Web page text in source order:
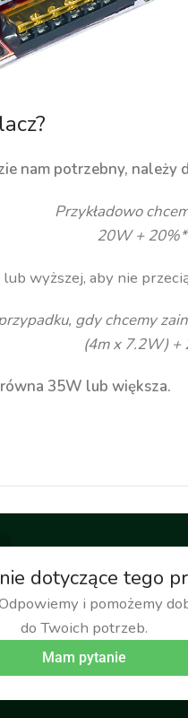
nam potrzebny,
Przykładowo
20W +
lub wyższej, aby nie
gdy chcemy
(4m x 7.2W) +
35W lub większa.
dotyczące tego
i pomożemy
do Twoich potrzeb.
Mam pytanie